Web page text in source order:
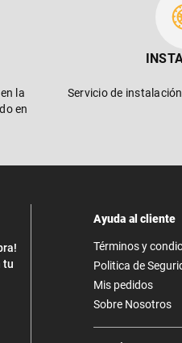
la
en
Servicio de
tu
Ayuda al cliente
Términos y
Politica de
Mis pedidos
Sobre Nosotros